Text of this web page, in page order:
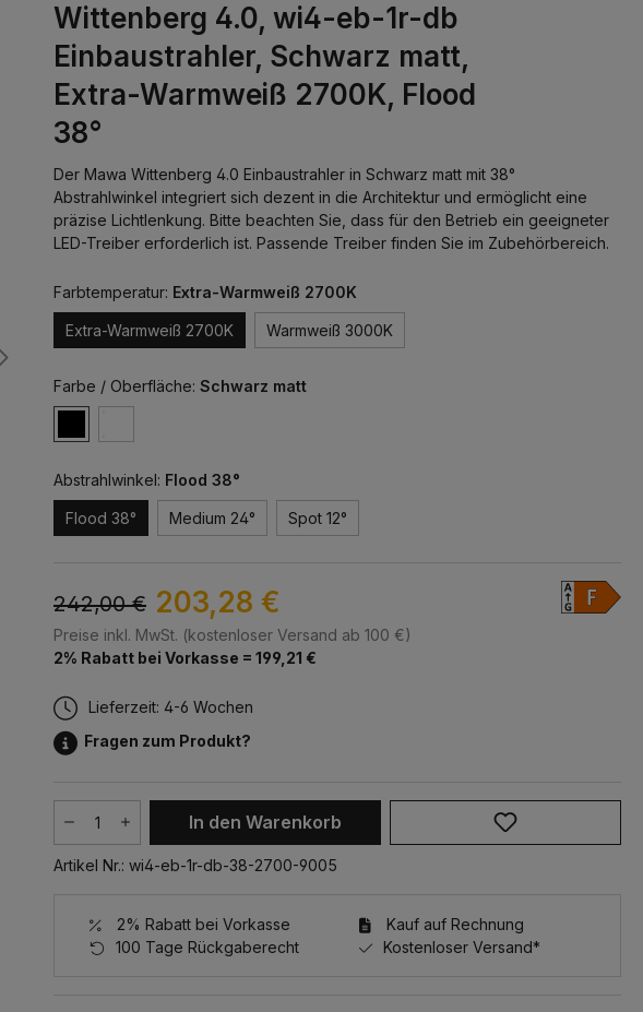
Wittenberg 4.0, wi4-eb-1r-db
Einbaustrahler, Schwarz matt,
Extra-Warmweiß 2700K, Flood
38°
Der Mawa Wittenberg 4.0 Einbaustrahler in Schwarz matt mit 38°
Abstrahlwinkel integriert sich dezent in die Architektur und ermöglicht eine
präzise Lichtlenkung. Bitte beachten Sie, dass für den Betrieb ein geeigneter
LED-Treiber erforderlich ist. Passende Treiber finden Sie im Zubehörbereich.
Farbtemperatur: Extra-Warmweiß 2700K
Extra-Warmweiß 2700K Warmweiß 3000K
Farbe / Oberfläche: Schwarz matt
Abstrahlwinkel: Flood 38°
Flood 38° Medium 24° Spot 12°
242,00 € 203,28 €
Preise inkl. MwSt. (kostenloser Versand ab 100 €)
2% Rabatt bei Vorkasse = 199,21 €
Lieferzeit: 4-6 Wochen
Fragen zum Produkt?
Produkt Anzahl: Gib den gewünschten Wert
In den Warenkorb
Artikel Nr.: wi4-eb-1r-db-38-2700-9005
2% Rabatt bei Vorkasse
Kauf auf Rechnung
100 Tage Rückgaberecht
Kostenloser Versand*